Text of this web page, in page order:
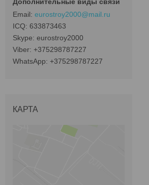
eurostroy2000@mail.ru
633873463
eurostroy2000
+375298787227
+375298787227
КАРТА